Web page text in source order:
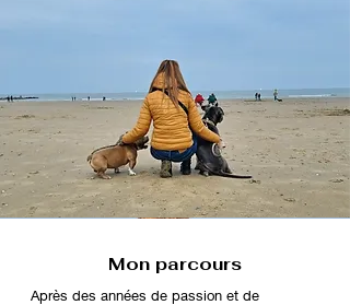
Mon parcours
Après des années de passion et de